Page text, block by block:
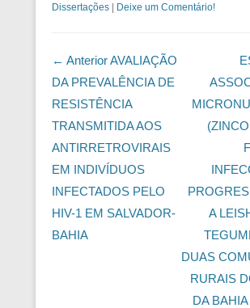
Dissertações
Deixe um Comentário!
Navegação das Postagens
← AnteriorAVALIAÇÃO
DA PREVALÊNCIA DE
RESISTÊNCIA
TRANSMITIDA AOS
ANTIRRETROVIRAIS
EM INDIVÍDUOS
INFECTADOS PELO
HIV-1 EM SALVADOR-
BAHIA
A
DUAS
RURAIS
DA BAHIA